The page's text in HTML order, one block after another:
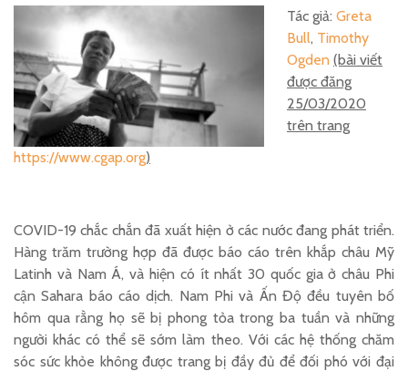
Tác giả: Greta
Bull, Timothy
Ogden (bài viết
được đăng
25/03/2020
trên trang
https://www.cgap.org)
COVID-19 chắc chắn đã xuất hiện ở các nước đang phát triển.
Hàng trăm trường hợp đã được báo cáo trên khắp châu Mỹ
Latinh và Nam Á, và hiện có ít nhất 30 quốc gia ở châu Phi
cận Sahara báo cáo dịch. Nam Phi và Ấn Độ đều tuyên bố
hôm qua rằng họ sẽ bị phong tỏa trong ba tuần và những
người khác có thể sẽ sớm làm theo. Với các hệ thống chăm
sóc sức khỏe không được trang bị đầy đủ để đối phó với đại